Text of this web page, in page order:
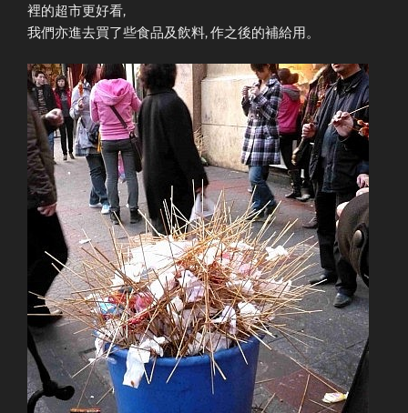
裡的超市更好看,
我們亦進去買了些食品及飲料, 作之後的補給用。